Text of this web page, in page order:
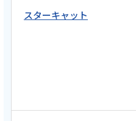
【ケーブルテレビ・
岡をゆる～く走りま
編 静鉄電車 各駅ラ
景〜【前編 5月10日
スターキャット